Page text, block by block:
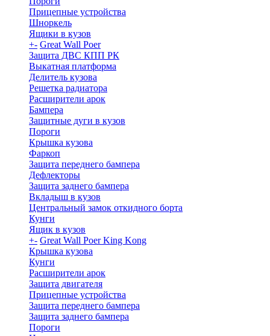
Прицепные устройства
Шноркель
Ящики в кузов
+- Great Wall Poer
Защита ДВС КПП РК
Выкатная платформа
Делитель кузова
Решетка радиатора
Расширители арок
Бампера
Защитные дуги в кузов
Пороги
Крышка кузова
Фаркоп
Защита переднего бампера
Дефлекторы
Защита заднего бампера
Вкладыш в кузов
Центральный замок откидного борта
Кунги
Ящик в кузов
+- Great Wall Poer King Kong
Крышка кузова
Кунги
Расширители арок
Защита двигателя
Прицепные устройства
Защита переднего бампера
Защита заднего бампера
Пороги